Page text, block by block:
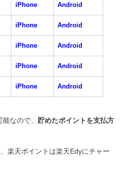
iPhone Android
iPhone Android
iPhone Android
iPhone Android
iPhone Android
なので、
貯めたポイントを支払方
楽天ポイントは楽天Edyにチャー